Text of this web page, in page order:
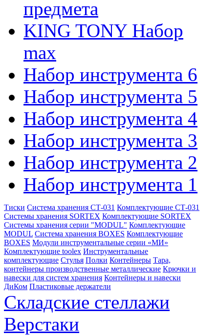
предмета
KING TONY Набор
max
Набор инструмента 6
Набор инструмента 5
Набор инструмента 4
Набор инструмента 3
Набор инструмента 2
Набор инструмента 1
Тиски Система хранения СТ-031 Комплектующие СТ-031
Системы хранения SORTEX Комплектующие SORTEX
Системы хранения серии "MODUL" Комплектующие
MODUL Система хранения BOXES Комплектующие
BOXES Модули инструментальные серии «МИ»
Комплектующие toolex Инструментальные
комплектующие Стулья Полки Контейнеры Тара,
контейнеры производственные металлические Крючки и
навески для систем хранения Контейнеры и навески
ДиКом Пластиковые держатели
Складские стеллажи
Верстаки